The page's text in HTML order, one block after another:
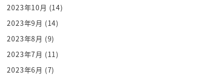
あーでもねその場合もしかしたらあれが
こうでちょっとトラブってるかもしれない
んで1回チェックした方がいいかもしれ
ないですね
秘密会議の方は
2023年10月 (14)
2023年9月 (14)
2023年8月 (9)
2023年7月 (11)
2023年6月 (7)